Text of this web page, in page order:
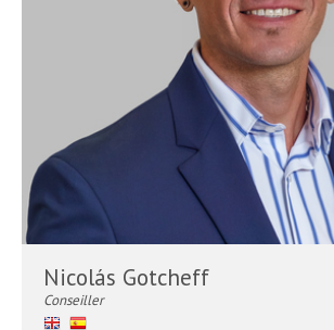
Nicolás Gotcheff
Conseiller